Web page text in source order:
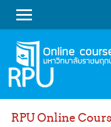
SIDE PANEL
RPU Online